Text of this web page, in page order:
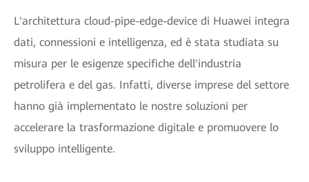
L'architettura cloud-pipe-edge-device di Huawei integra
dati, connessioni e intelligenza, ed è stata studiata su
misura per le esigenze specifiche dell'industria
petrolifera e del gas. Infatti, diverse imprese del settore
hanno già implementato le nostre soluzioni per
accelerare la trasformazione digitale e promuovere lo
sviluppo intelligente.